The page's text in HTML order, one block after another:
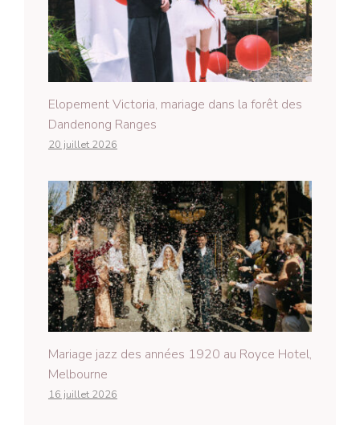
Elopement Victoria, mariage dans la forêt des
Dandenong Ranges
20 juillet 2026
Mariage jazz des années 1920 au Royce Hotel,
Melbourne
16 juillet 2026